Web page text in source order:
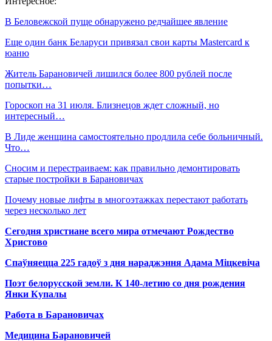
В Беловежской пуще обнаружено редчайшее явление
Еще один банк Беларуси привязал свои карты Mastercard к
юаню
Житель Барановичей лишился более 800 рублей после
попытки…
Гороскоп на 31 июля. Близнецов ждет сложный, но
интересный…
В Лиде женщина самостоятельно продлила себе больничный.
Что…
Сносим и перестраиваем: как правильно демонтировать
старые постройки в Барановичах
Почему новые лифты в многоэтажках перестают работать
через несколько лет
Сегодня христиане всего мира отмечают Рождество
Христово
Спаўняецца 225 гадоў з дня нараджэння Адама Міцкевіча
Поэт белорусской земли. К 140-летию со дня рождения
Янки Купалы
Работа в Барановичах
Медицина Барановичей